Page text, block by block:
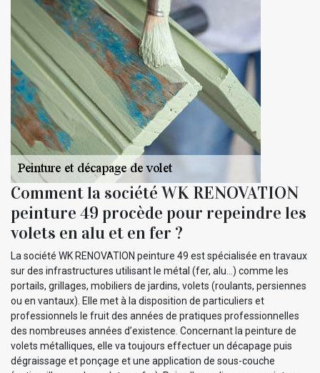
Comment la société WK RENOVATION
peinture 49 procède pour repeindre les
volets en alu et en fer ?
La société WK RENOVATION peinture 49 est spécialisée en travaux
sur des infrastructures utilisant le métal (fer, alu…) comme les
portails, grillages, mobiliers de jardins, volets (roulants, persiennes
ou en vantaux). Elle met à la disposition de particuliers et
professionnels le fruit des années de pratiques professionnelles
des nombreuses années d’existence. Concernant la peinture de
volets métalliques, elle va toujours effectuer un décapage puis
dégraissage et ponçage et une application de sous-couche